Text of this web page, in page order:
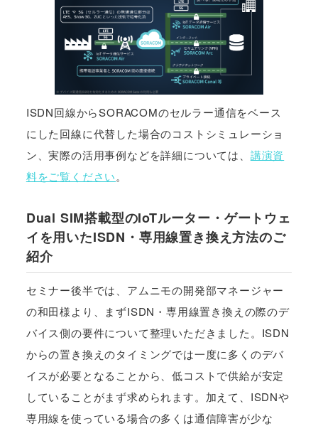
ISDN回線からSORACOMのセルラー通信をベース
にした回線に代替した場合のコストシミュレーショ
ン、実際の活用事例などを詳細については、 講演資
料をご覧ください。
Dual SIM搭載型のIoTルーター・ゲートウェ
イを用いたISDN・専用線置き換え方法のご
紹介
セミナー後半では、アムニモの開発部マネージャー
の和田様より、まずISDN・専用線置き換えの際のデ
バイス側の要件について整理いただきました。ISDN
からの置き換えのタイミングでは一度に多くのデバ
イスが必要となることから、低コストで供給が安定
していることがまず求められます。加えて、ISDNや
専用線を使っている場合の多くは通信障害が少な